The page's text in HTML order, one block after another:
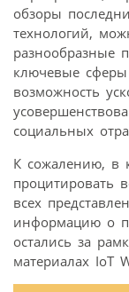
обзоры
технологий,
разнообразные
ключевые сферы
возможность
социальных
К сожалению, в
процитировать
всех
информацию о
остались за
материалах IoT